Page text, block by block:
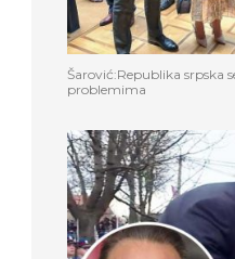
Šarović:Republika srpska
problemima